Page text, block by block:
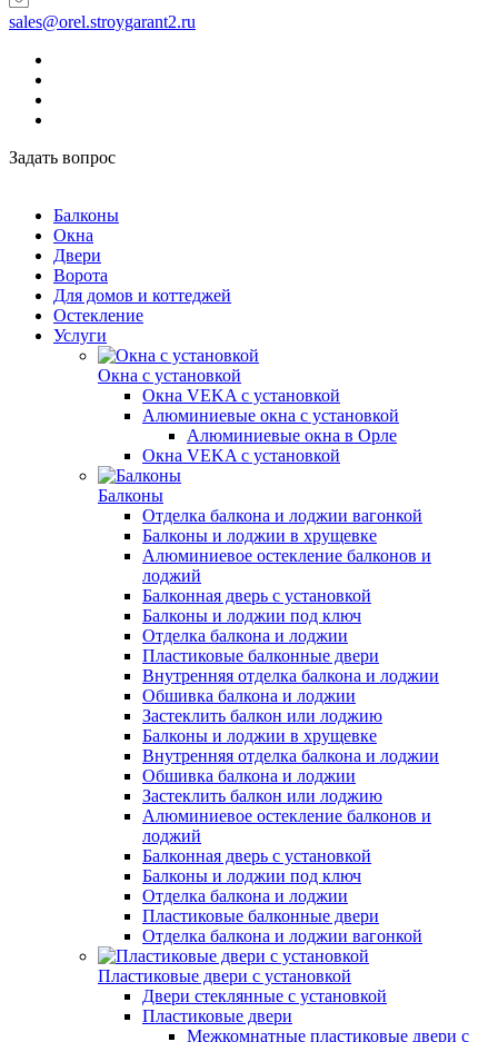
sales@orel.stroygarant2.ru
Задать вопрос
Балконы
Окна
Двери
Ворота
Для домов и коттеджей
Остекление
Услуги
Окна с установкой
Окна VEKA с установкой
Алюминиевые окна с установкой
Алюминиевые окна в Орле
Окна VEKA с установкой
Балконы
Отделка балкона и лоджии вагонкой
Балконы и лоджии в хрущевке
Алюминиевое остекление балконов и
лоджий
Балконная дверь с установкой
Балконы и лоджии под ключ
Отделка балкона и лоджии
Пластиковые балконные двери
Внутренняя отделка балкона и лоджии
Обшивка балкона и лоджии
Застеклить балкон или лоджию
Балконы и лоджии в хрущевке
Внутренняя отделка балкона и лоджии
Обшивка балкона и лоджии
Застеклить балкон или лоджию
Алюминиевое остекление балконов и
лоджий
Балконная дверь с установкой
Балконы и лоджии под ключ
Отделка балкона и лоджии
Пластиковые балконные двери
Отделка балкона и лоджии вагонкой
Пластиковые двери с установкой
Двери стеклянные с установкой
Пластиковые двери
Межкомнатные пластиковые двери с